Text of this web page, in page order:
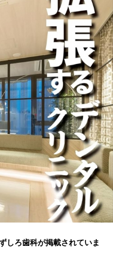
しろ歯科が掲載されていま